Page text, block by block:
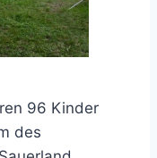
96 Kinder
des